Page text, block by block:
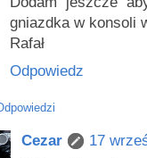
gniazdka w konsoli
Rafał
Odpowiedz
Cezar
17